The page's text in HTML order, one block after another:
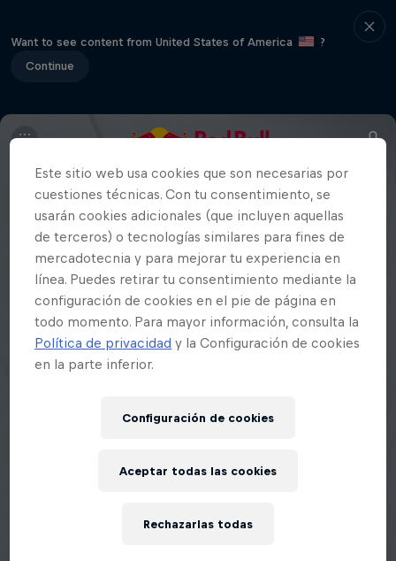
Want to see content from United States of America
?
Continue
Este sitio web usa cookies que son necesarias por
cuestiones técnicas. Con tu consentimiento, se
usarán cookies adicionales (que incluyen aquellas
de terceros) o tecnologías similares para fines de
mercadotecnia y para mejorar tu experiencia en
línea. Puedes retirar tu consentimiento mediante la
configuración de cookies en el pie de página en
todo momento. Para mayor información, consulta la
Política de privacidad y la Configuración de cookies
en la parte inferior.
Configuración de cookies
Rechazarlas todas
Aceptar todas las cookies